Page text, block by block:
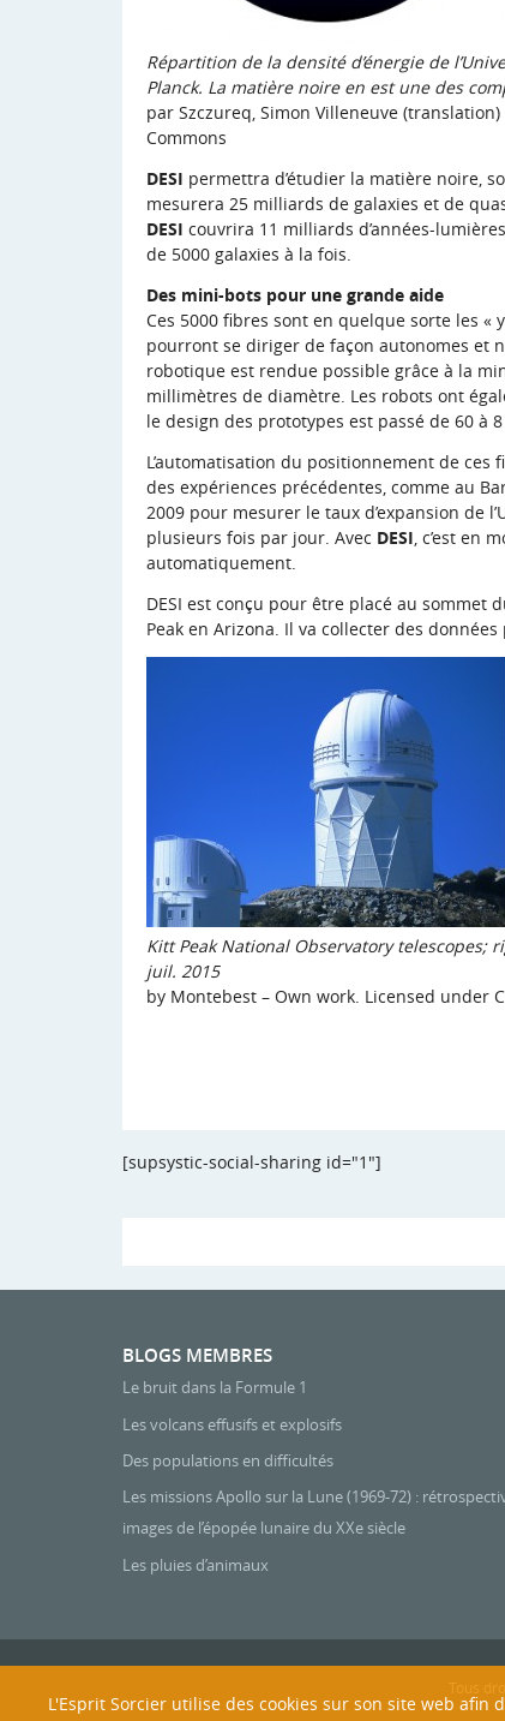
Répartition de la densité d’énergie de
Planck. La matière noire en est une des
par Szczureq, Simon Villeneuve
Commons
DESI permettra d’étudier la matière noire,
mesurera 25 milliards de galaxies et de
DESI couvrira 11 milliards d’années-
de 5000 galaxies à la fois.
Des mini-bots pour une grande aide
Ces 5000 fibres sont en quelque sorte les «
pourront se diriger de façon autonomes et
robotique est rendue possible grâce à la
millimètres de diamètre. Les robots ont
le design des prototypes est passé de 60 à
L’automatisation du positionnement de
des expériences précédentes, comme au
2009 pour mesurer le taux d’expansion de
plusieurs fois par jour. Avec DESI, c’est en
automatiquement.
DESI est conçu pour être placé au sommet
Peak en Arizona. Il va collecter des
Kitt Peak National Observatory telescopes;
juil. 2015
by Montebest – Own work. Licensed under
[supsystic-social-sharing id="1"]
BLOGS MEMBRES
Le bruit dans la Formule 1
Les volcans effusifs et explosifs
Des populations en difficultés
Les missions Apollo sur la Lune (1969-72) :
images de l’épopée lunaire du XXe siècle
Les pluies d’animaux
L'Esprit Sorcier utilise des cookies sur son site web afin